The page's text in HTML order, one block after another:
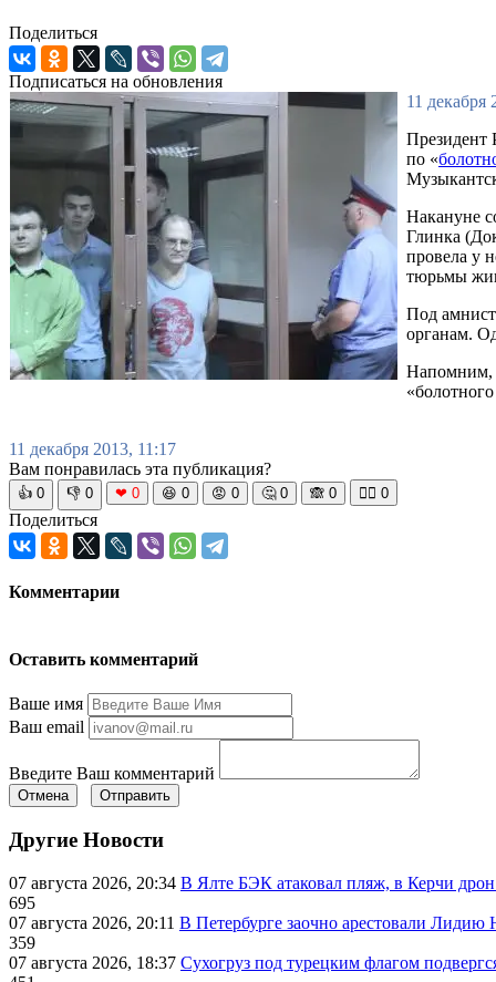
Поделиться
Подписаться на обновления
11 декабря
Президент
по «
Накануне
Глинка
провела у
тюрьмы
Под
органам.
Напомним,
11 декабря 2013, 11:17
Вам понравилась эта публикация?
👍 0 👎 0 ❤ 0 😆 0 😡 0 🤔 0 🙈 0 🧘‍♀️ 0
Поделиться
Комментарии
Оставить комментарий
Ваше имя
Ваш email
Введите Ваш комментарий
Отмена Отправить
Другие Новости
07 августа 2026, 20:34 В Ялте БЭК атаковал пляж, в Керчи
695
07 августа 2026, 20:11 В Петербурге заочно арестовали Лидию
359
07 августа 2026, 18:37 Сухогруз под турецким флагом